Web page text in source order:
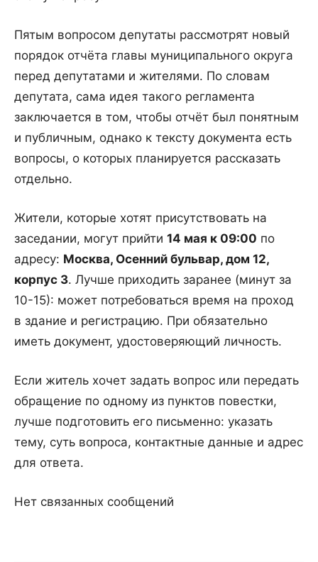
Пятым вопросом депутаты рассмотрят новый
порядок отчёта главы муниципального округа
перед депутатами и жителями. По словам
депутата, сама идея такого регламента
заключается в том, чтобы отчёт был понятным
и публичным, однако к тексту документа есть
вопросы, о которых планируется рассказать
отдельно.
Жители, которые хотят присутствовать на
заседании, могут прийти 14 мая к 09:00 по
адресу: Москва, Осенний бульвар, дом 12,
корпус 3. Лучше приходить заранее (минут за
10-15): может потребоваться время на проход
в здание и регистрацию. При обязательно
иметь документ, удостоверяющий личность.
Если житель хочет задать вопрос или передать
обращение по одному из пунктов повестки,
лучше подготовить его письменно: указать
тему, суть вопроса, контактные данные и адрес
для ответа.
Нет связанных сообщений